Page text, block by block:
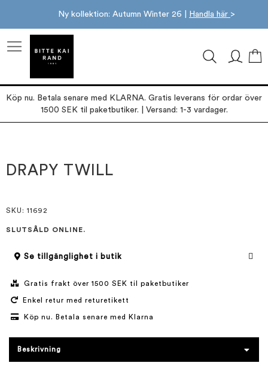
Ny kollektion: Autumn Winter 26 | Handla här >
Köp nu. Betala senare med KLARNA. Gratis leverans för ordar över
1500 SEK til paketbutiker. | Versand: 1-3 vardager.
slutet
av
början
av
DRAPY TWILL
SKU : 11692
SLUTSÅLD ONLINE.
Se tillgänglighet i butik
Gratis frakt över 1500 SEK til paketbutiker
Enkel retur med returetikett
Köp nu. Betala senare med Klarna
Beskrivning